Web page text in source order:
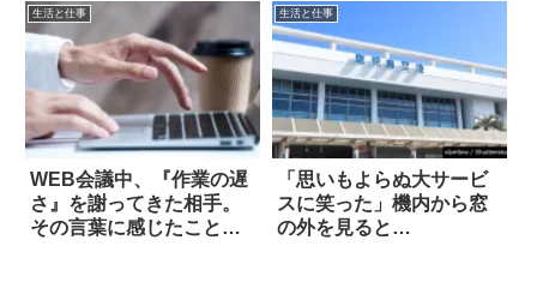
生活と仕事
WEB会議中、『作業の遅
さ』を謝ってきた相手。
その言葉に感じたこと
生活と仕事
「思いもよらぬ大サービ
スに笑った」機内から窓
の外を見ると…